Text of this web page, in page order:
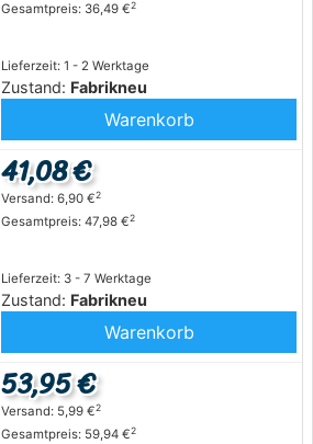
Lieferzeit: 1 - 2 Werktage
Zustand: Fabrikneu
Gesamtpreis: 36,49 €2
Warenkorb
Lieferzeit: 3 - 7 Werktage
Zustand: Fabrikneu
41,08 €
Versand: 6,90 €2
Gesamtpreis: 47,98 €2
Warenkorb
53,95 €
Versand: 5,99 €2
Gesamtpreis: 59,94 €2